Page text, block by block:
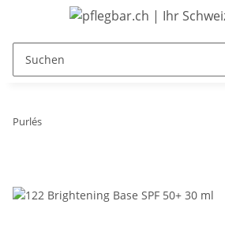
Purlés